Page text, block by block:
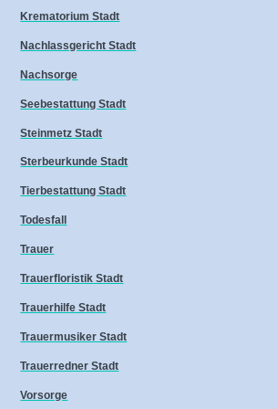
Krematorium Stadt
Nachlassgericht Stadt
Nachsorge
Seebestattung Stadt
Steinmetz Stadt
Sterbeurkunde Stadt
Tierbestattung Stadt
Todesfall
Trauer
Trauerfloristik Stadt
Trauerhilfe Stadt
Trauermusiker Stadt
Trauerredner Stadt
Vorsorge